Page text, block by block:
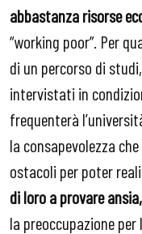
abbastanza risorse
“working poor”. Per
di un percorso di
intervistati in
frequenterà
la consapevolezza
ostacoli per poter
di loro a provare
la preoccupazione